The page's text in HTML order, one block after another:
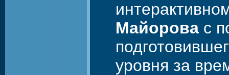
Майорова с
уровня за